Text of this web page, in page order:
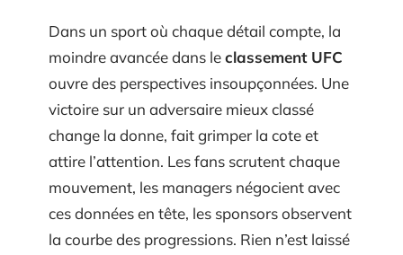
Dans un sport où chaque détail compte, la
moindre avancée dans leclassement UFC
ouvre des perspectives insoupçonnées. Une
victoire sur un adversaire mieux classé
change la donne, fait grimper la cote et
attire l’attention. Les fans scrutent chaque
mouvement, les managers négocient avec
ces données en tête, les sponsors observent
la courbe des progressions. Rien n’est laissé